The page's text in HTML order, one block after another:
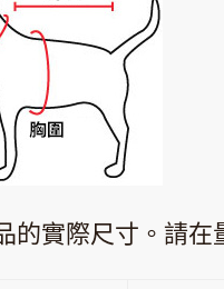
的實際尺寸。請